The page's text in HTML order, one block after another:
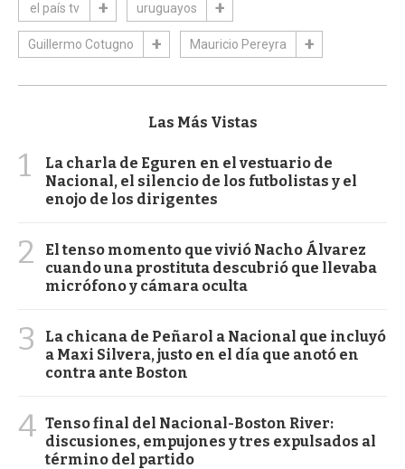
el país tv uruguayos
Guillermo Cotugno Mauricio Pereyra
Las Más Vistas
1
La charla de Eguren en el vestuario de
Nacional, el silencio de los futbolistas y el
enojo de los dirigentes
2
El tenso momento que vivió Nacho Álvarez
cuando una prostituta descubrió que llevaba
micrófono y cámara oculta
3
La chicana de Peñarol a Nacional que incluyó
a Maxi Silvera, justo en el día que anotó en
contra ante Boston
4 Tenso final del Nacional-Boston River:
discusiones, empujones y tres expulsados al
término del partido